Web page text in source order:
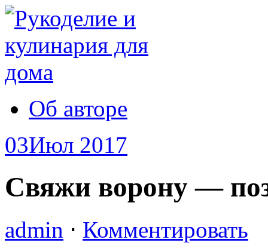
Об авторе
03Июл 2017
Свяжи ворону —
admin ⋅ Комментировать